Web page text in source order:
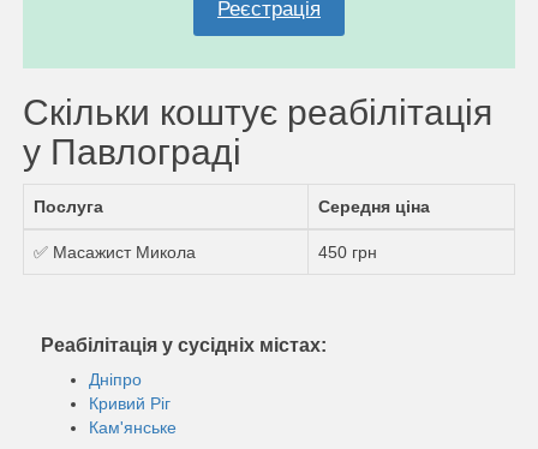
Реєстрація
Скільки коштує реабілітація
у Павлограді
Послуга Середня ціна
✅ Масажист Микола 450 грн
Реабілітація у сусідніх містах:
Дніпро
Кривий Ріг
Кам'янське